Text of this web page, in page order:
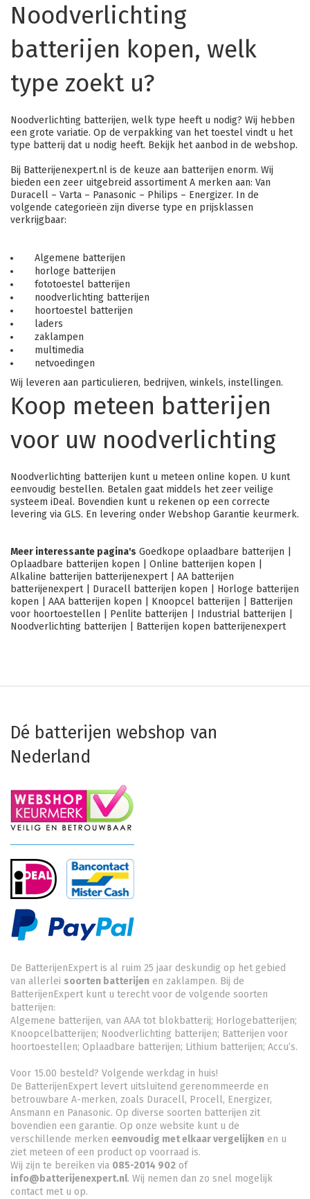
Noodverlichting
batterijen kopen, welk
type zoekt u?
Noodverlichting batterijen, welk type heeft u nodig? Wij hebben
een grote variatie. Op de verpakking van het toestel vindt u het
type batterij dat u nodig heeft. Bekijk het aanbod in de webshop.
Bij Batterijenexpert.nl is de keuze aan batterijen enorm. Wij
bieden een zeer uitgebreid assortiment A merken aan: Van
Duracell – Varta – Panasonic – Philips – Energizer. In de
volgende categorieën zijn diverse type en prijsklassen
verkrijgbaar:
Algemene batterijen
horloge batterijen
fototoestel batterijen
noodverlichting batterijen
hoortoestel batterijen
laders
zaklampen
multimedia
netvoedingen
Wij leveren aan particulieren, bedrijven, winkels, instellingen.
Koop meteen batterijen
voor uw noodverlichting
Noodverlichting batterijen kunt u meteen online kopen. U kunt
eenvoudig bestellen. Betalen gaat middels het zeer veilige
systeem iDeal. Bovendien kunt u rekenen op een correcte
levering via GLS. En levering onder Webshop Garantie keurmerk.
Meer interessante pagina's Goedkope oplaadbare batterijen
Oplaadbare batterijen kopen
Online batterijen kopen
Alkaline batterijen batterijenexpert| AA batterijen
batterijenexpert| Duracell batterijen kopen
Horloge batterijen
kopen
AAA batterijen kopen Knoopcel batterijen
Batterijen
voor hoortoestellen
Penlite batterijen Industrial batterijen
Noodverlichting batterijen
Batterijen kopen batterijenexpert
Dé batterijen webshop van
Nederland
De BatterijenExpert is al ruim 25 jaar deskundig op het gebied
van allerlei soorten batterijen en zaklampen. Bij de
BatterijenExpert kunt u terecht voor de volgende soorten
batterijen:
Algemene batterijen, van AAA tot blokbatterij; Horlogebatterijen;
Knoopcelbatterijen; Noodverlichting batterijen; Batterijen voor
hoortoestellen; Oplaadbare batterijen; Lithium batterijen; Accu’s.
Voor 15.00 besteld? Volgende werkdag in huis!
De BatterijenExpert levert uitsluitend gerenommeerde en
betrouwbare A-merken, zoals Duracell, Procell, Energizer,
Ansmann en Panasonic. Op diverse soorten batterijen zit
bovendien een garantie. Op onze website kunt u de
verschillende merken eenvoudig met elkaar vergelijken en u
ziet meteen of een product op voorraad is.
Wij zijn te bereiken via 085-2014 902 of
info@batterijenexpert.nl. Wij nemen dan zo snel mogelijk
contact met u op.